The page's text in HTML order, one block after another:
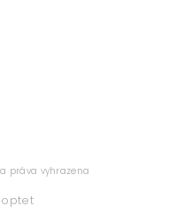
práva vyhrazena